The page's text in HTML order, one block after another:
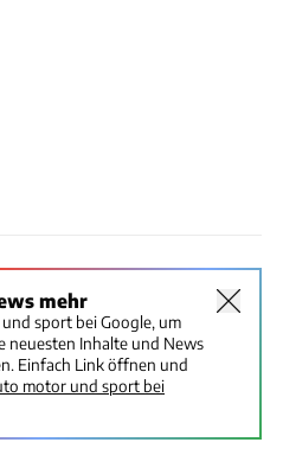
mehr
sport bei Google, um
neuesten Inhalte und News
Einfach Link öffnen und
motor und sport bei